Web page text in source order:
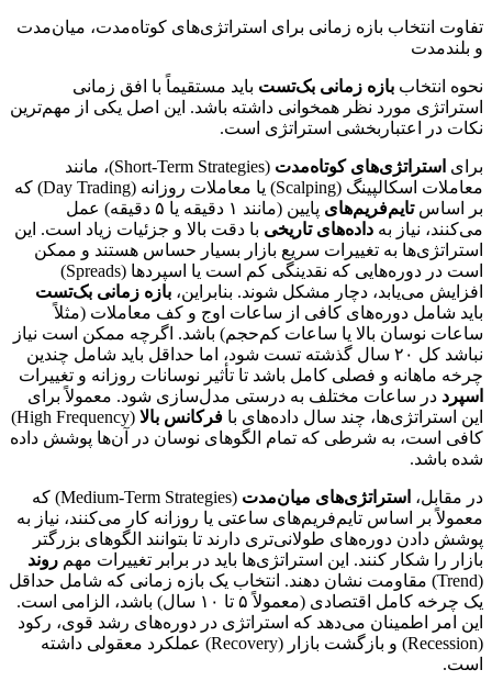
تفاوت انتخاب بازه زمانی برای استراتژی‌های کوتاه‌مدت، میان‌مدت
و بلندمدت
نحوه انتخاب بازه زمانی بک‌تست باید مستقیماً با افق زمانی
استراتژی مورد نظر همخوانی داشته باشد. این اصل یکی از مهم‌ترین
نکات در اعتباربخشی استراتژی است.
برای استراتژی‌های کوتاه‌مدت
(Short-Term Strategies)، مانند
معاملات اسکالپینگ (Scalping) یا معاملات روزانه (Day Trading) که
بر اساستایم‌فریم‌های
پایین (مانند ۱ دقیقه یا ۵ دقیقه) عمل
می‌کنند، نیاز به داده‌های تاریخی با دقت بالا و جزئیات زیاد است. این
استراتژی‌ها به تغییرات سریع بازار بسیار حساس هستند و ممکن
است در دوره‌هایی که نقدینگی کم است یا اسپردها (Spreads)
افزایش می‌یابد، دچار مشکل شوند. بنابراین، بازه زمانی بک‌تست
باید شامل دوره‌های کافی از ساعات اوج و کف معاملات (مثلاً
ساعات نوسان بالا یا ساعات کم‌حجم) باشد. اگرچه ممکن است نیاز
نباشد کل ۲۰ سال گذشته تست شود، اما حداقل باید شامل چندین
چرخه ماهانه و فصلی کامل باشد تا تأثیر نوسانات روزانه و تغییرات
اسپرد در ساعات مختلف به درستی مدل‌سازی شود. معمولاً برای
این استراتژی‌ها، چند سال داده‌های با فرکانس بالا
(High Frequency)
کافی است، به شرطی که تمام الگوهای نوسان در آن‌ها پوشش داده
شده باشد.
در مقابل، استراتژی‌های میان‌مدت
(Medium-Term Strategies) که
معمولاً بر اساس تایم‌فریم‌های ساعتی یا روزانه کار می‌کنند، نیاز به
پوشش دادن دوره‌های طولانی‌تری دارند تا بتوانند الگوهای بزرگتر
بازار را شکار کنند. این استراتژی‌ها باید در برابر تغییرات مهم روند
(Trend) مقاومت نشان دهند. انتخاب یک بازه زمانی که شامل حداقل
یک چرخه کامل اقتصادی (معمولاً ۵ تا ۱۰ سال) باشد، الزامی است.
این امر اطمینان می‌دهد که استراتژی در دوره‌های رشد قوی، رکود
(Recession) و بازگشت بازار (Recovery) عملکرد معقولی داشته
است.